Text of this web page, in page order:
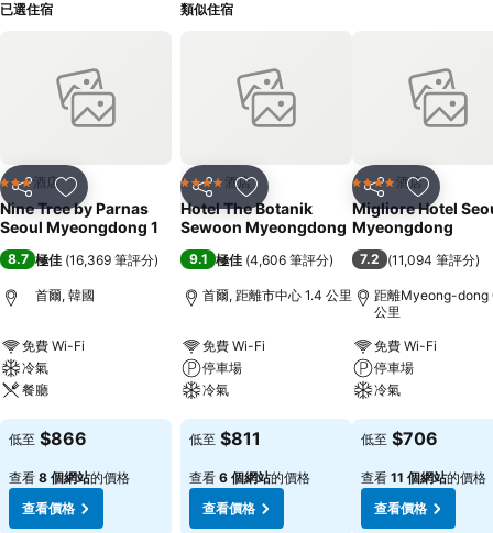
已選住宿
分享 放到收藏夾
3 星級酒店
Nine Tree by Parnas
Seoul Myeongdong 1
8.7 極佳 (16,369 筆評分)
首爾, 韓國
免費 Wi-Fi
冷氣
餐廳
查看價格
低至 $866
查看 8 個網站的價格
查看價格
類似住宿
分享 放到收藏夾
4 星級 酒店
Hotel The Botanik
Sewoon Myeongdong
9.1 極佳 (4,606 筆評分)
首爾, 距離市中心 1.4 公里
免費 Wi-Fi
停車場
冷氣
查看價格
低至 $811
查看 6 個網站的價格
查看價格
分享 放到收藏
4 星級 酒店
Migliore Hotel
Myeongdong
7.2 (11,094 筆評分)
距離Myeong-dong
公里
免費 Wi-Fi
停車場
冷氣
查看價格
低至 $706
查看 11 個網站的價格
查看價格